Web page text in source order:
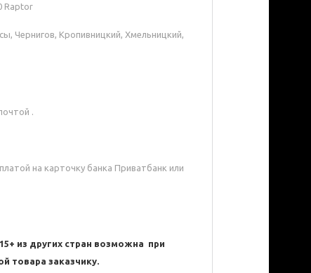
Raptor
Чернигов, Кропивницкий, Хмельницкий,
.
на карточку банка Приватбанк или
из других стран возможна при
товара заказчику.